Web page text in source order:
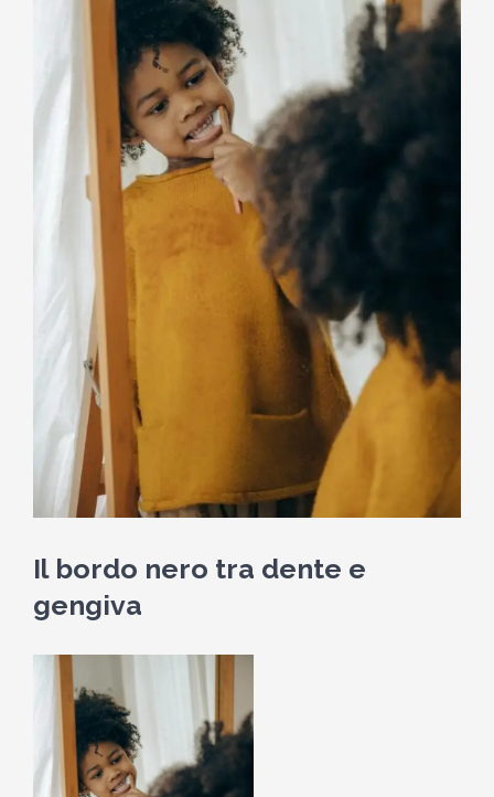
Il bordo nero tra dente e
gengiva